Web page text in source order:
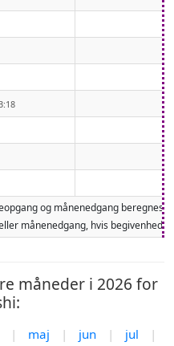
og månenedgang beregnes
månenedgang, hvis
måneder i 2026 for
| maj | jun | jul
|